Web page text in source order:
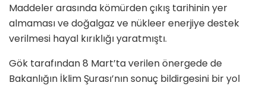
Maddeler arasında kömürden çıkış tarihinin yer
almaması ve doğalgaz ve nükleer enerjiye destek
verilmesi hayal kırıklığı yaratmıştı.
Gök tarafından 8 Mart’ta verilen önergede de
Bakanlığın İklim Şurası’nın sonuç bildirgesini bir yol